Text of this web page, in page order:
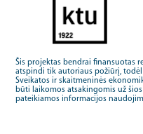
Šis projektas bendrai finansuotas
atspindi tik autoriaus požiūrį,
Sveikatos ir skaitmeninės
būti laikomos atsakingomis už
pateikiamos informacijos